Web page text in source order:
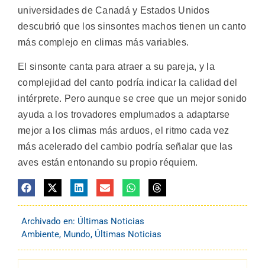
universidades de Canadá y Estados Unidos
descubrió que los sinsontes machos tienen un canto
más complejo en climas más variables.
El sinsonte canta para atraer a su pareja, y la
complejidad del canto podría indicar la calidad del
intérprete. Pero aunque se cree que un mejor sonido
ayuda a los trovadores emplumados a adaptarse
mejor a los climas más arduos, el ritmo cada vez
más acelerado del cambio podría señalar que las
aves están entonando su propio réquiem.
Archivado en: Últimas Noticias
Ambiente, Mundo, Últimas Noticias